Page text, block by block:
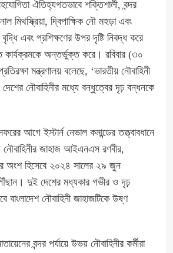
ঐতিহ্যগতভাবে শক্তিশালী, বন্দর
মিথস্ক্রিয়া, দ্বিপাক্ষিক নৌ মহড়া এবং
এবং প্রশিক্ষণের উপর দৃষ্টি নিবদ্ধ করে
অন্তর্ভুক্ত করে। রবিবার (৩০
মন্ত্রণালয় বলেছে, ‘ভারতীয় নৌবাহিনী
নৌবাহিনীর মধ্যে বন্ধুত্বের দৃঢ় বন্ধনকে
আগে ইস্টার্ন নেভাল কমান্ডের তত্ত্বাবধানে
নৌবাহিনীর জাহাজ আইএনএস রণবীর,
অংশ হিসেবে ২০২৪ সালের ২৯ জুন
পৌঁছান। দুই দেশের মধ্যকার গভীর ও দৃঢ়
বাংলাদেশ নৌবাহিনী জাহাজটিকে উষ্ণ
বন্দর পর্যায়ে উভয় নৌবাহিনীর কর্মীরা